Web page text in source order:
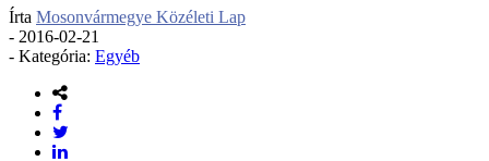
Írta Mosonvármegye Közéleti Lap
- 2016-02-21
- Kategória: Egyéb